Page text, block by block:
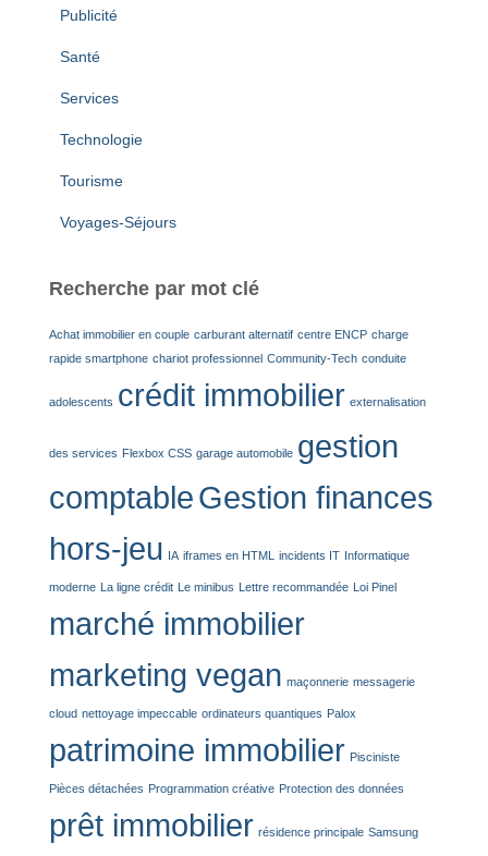
Publicité
Santé
Services
Technologie
Tourisme
Voyages-Séjours
Recherche par mot clé
Achat immobilier en couple carburant alternatif centre ENCP charge
rapide smartphone chariot professionnel Community-Tech conduite
adolescents crédit immobilier externalisation
des services Flexbox CSS garage automobile gestion
comptableGestion finances
hors-jeu
IA iframes en HTML incidents IT Informatique
moderne La ligne crédit Le minibus Lettre recommandée Loi Pinel
marché immobilier
marketing vegan maçonnerie messagerie
cloud nettoyage impeccable ordinateurs quantiques Palox
patrimoine immobilier Pisciniste
Pièces détachées Programmation créative Protection des données
prêt immobilier résidence principale Samsung